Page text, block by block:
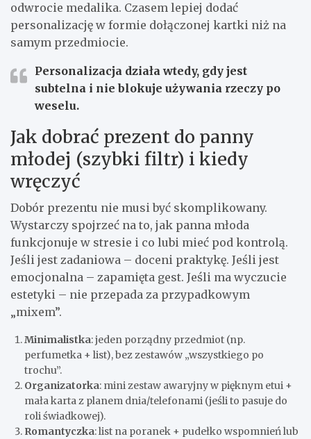
odwrocie medalika. Czasem lepiej dodać
personalizację w formie dołączonej kartki niż na
samym przedmiocie.
Personalizacja działa wtedy, gdy jest
subtelna i nie blokuje używania rzeczy po
weselu.
Jak dobrać prezent do panny
młodej (szybki filtr) i kiedy
wręczyć
Dobór prezentu nie musi być skomplikowany.
Wystarczy spojrzeć na to, jak panna młoda
funkcjonuje w stresie i co lubi mieć pod kontrolą.
Jeśli jest zadaniowa – doceni praktykę. Jeśli jest
emocjonalna – zapamięta gest. Jeśli ma wyczucie
estetyki – nie przepada za przypadkowym
„mixem”.
Minimalistka: jeden porządny przedmiot (np.
perfumetka + list), bez zestawów „wszystkiego po
trochu”.
Organizatorka: mini zestaw awaryjny w pięknym etui +
mała karta z planem dnia/telefonami (jeśli to pasuje do
roli świadkowej).
Romantyczka: list na poranek + pudełko wspomnień lub